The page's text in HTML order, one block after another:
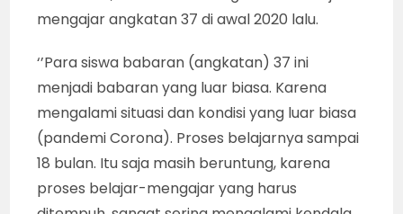
mengajar angkatan 37 di awal 2020 lalu.
‘’Para siswa babaran (angkatan) 37 ini
menjadi babaran yang luar biasa. Karena
mengalami situasi dan kondisi yang luar biasa
(pandemi Corona). Proses belajarnya sampai
18 bulan. Itu saja masih beruntung, karena
proses belajar-mengajar yang harus